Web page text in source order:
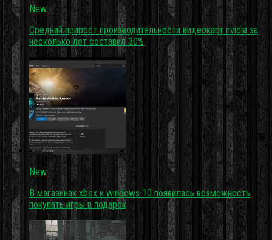
New
Средний прирост производительности видеокарт nvidia за
несколько лет составил 30%
New
В магазинах xbox и windows 10 появилась возможность
покупать игры в подарок